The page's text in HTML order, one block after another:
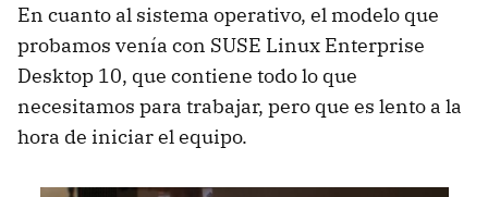
En cuanto al sistema operativo, el modelo que
probamos venía con SUSE Linux Enterprise
Desktop 10, que contiene todo lo que
necesitamos para trabajar, pero que es lento a la
hora de iniciar el equipo.